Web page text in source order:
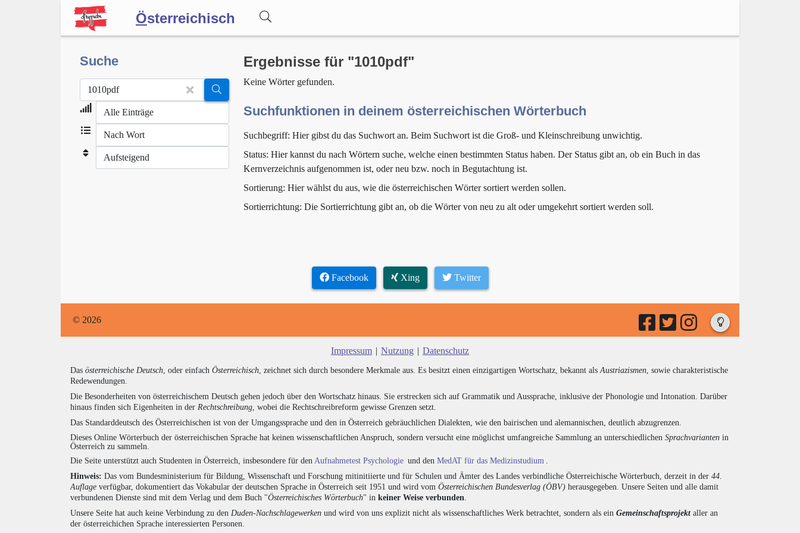
Österreichisch
Wörterbuch
Forum
Blog
Suche Ergebnisse für "1010pdf"
Keine Wörter gefunden.
Suchfunktionen in deinem österreichischen Wörterbuch
Suchbegriff: Hier gibst du das Suchwort an. Beim Suchwort ist die Groß- und Kleinschreibung unwichtig.
Status: Hier kannst du nach Wörtern suche, welche einen bestimmten Status haben. Der Status gibt an, ob ein Buch in das
Kernverzeichnis aufgenommen ist, oder neu bzw. noch in Begutachtung ist.
Sortierung: Hier wählst du aus, wie die österreichischen Wörter sortiert werden sollen.
Sortierrichtung: Die Sortierrichtung gibt an, ob die Wörter von neu zu alt oder umgekehrt sortiert werden soll.
Facebook Xing Twitter
© 2026
Impressum | Nutzung | Datenschutz
Das österreichische Deutsch , oder einfach Österreichisch , zeichnet sich durch besondere Merkmale aus. Es besitzt einen einzigartigen Wortschatz, bekannt als Austriazismen , sowie charakteristische
Redewendungen.
Die Besonderheiten von österreichischem Deutsch gehen jedoch über den Wortschatz hinaus. Sie erstrecken sich auf Grammatik und Aussprache, inklusive der Phonologie und Intonation. Darüber
hinaus finden sich Eigenheiten in der Rechtschreibung , wobei die Rechtschreibreform gewisse Grenzen setzt.
Das Standarddeutsch des Österreichischen ist von der Umgangssprache und den in Österreich gebräuchlichen Dialekten, wie den bairischen und alemannischen, deutlich abzugrenzen.
Dieses Online Wörterbuch der österreichischen Sprache hat keinen wissenschaftlichen Anspruch, sondern versucht eine möglichst umfangreiche Sammlung an unterschiedlichen Sprachvarianten in
Österreich zu sammeln.
Die Seite unterstützt auch Studenten in Österreich, insbesondere für den Aufnahmetest Psychologie und den MedAT für das Medizinstudium
Hinweis: Das vom Bundesministerium für Bildung, Wissenschaft und Forschung mitinitiierte und für Schulen und Ämter des Landes verbindliche Österreichische Wörterbuch, derzeit in der 44.
Auflage verfügbar, dokumentiert das Vokabular der deutschen Sprache in Österreich seit 1951 und wird vom Österreichischen Bundesverlag (ÖBV) herausgegeben. Unsere Seiten und alle damit
verbundenen Dienste sind mit dem Verlag und dem Buch "Österreichisches Wörterbuch" in keiner Weise verbunden
Unsere Seite hat auch keine Verbindung zu den Duden-Nachschlagewerken und wird von uns explizit nicht als wissenschaftliches Werk betrachtet, sondern als ein Gemeinschaftsprojektaller an
der österreichichen Sprache interessierten Personen.